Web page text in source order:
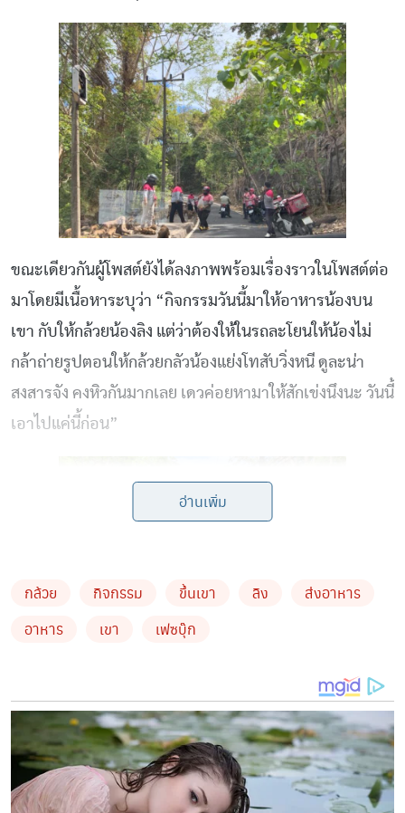
ขณะเดียวกันผู้โพสต์ยังได้ลงภาพพร้อมเรื่องราวในโพสต์ต่อ
มาโดยมีเนื้อหาระบุว่า “กิจกรรมวันนี้มาให้อาหารน้องบน
เขา กับให้กล้วยน้องลิง แต่ว่าต้องให้ในรถละโยนให้น้องไม่
กล้าถ่ายรูปตอนให้กล้วยกลัวน้องแย่งโทสับวิ่งหนี ดูละน่า
สงสารจัง คงหิวกันมากเลย เดวค่อยหามาให้สักเข่งนึงนะ วันนี้
เอาไปแค่นี้ก่อน”
อ่านเพิ่ม
กล้วย กิจกรรม ขึ้นเขา ลิง
ส่งอาหาร
อาหาร
เขา เฟซบุ๊ก